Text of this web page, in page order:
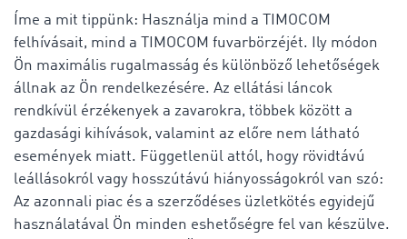
Íme a mit tippünk: Használja mind a TIMOCOM
felhívásait, mind a TIMOCOM fuvarbörzéjét. Ily módon
Ön maximális rugalmasság és különböző lehetőségek
állnak az Ön rendelkezésére. Az ellátási láncok
rendkívül érzékenyek a zavarokra, többek között a
gazdasági kihívások, valamint az előre nem látható
események miatt. Függetlenül attól, hogy rövidtávú
leállásokról vagy hosszútávú hiányosságokról van szó:
Az azonnali piac és a szerződéses üzletkötés egyidejű
használatával Ön minden eshetőségre fel van készülve.